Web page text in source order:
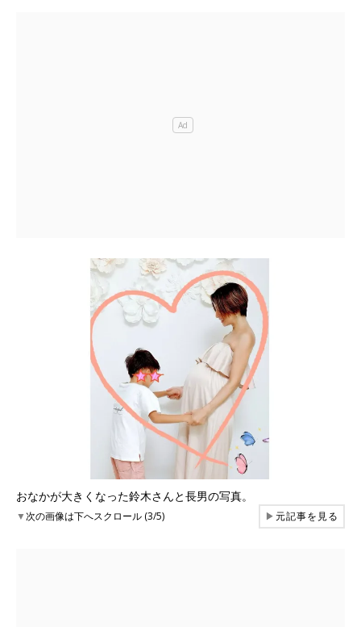
おなかが大きくなった鈴木さんと長男の写真。
▼次の画像は下へスクロール (3/5) ▶元記事を見る